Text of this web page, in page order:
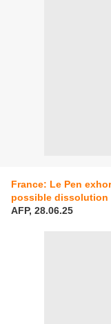
France: Le Pen
possible dissolution
AFP, 28.06.25